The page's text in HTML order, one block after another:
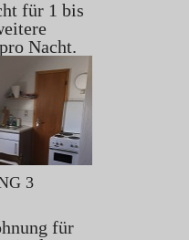
für 1 bis
Nacht.
3
für